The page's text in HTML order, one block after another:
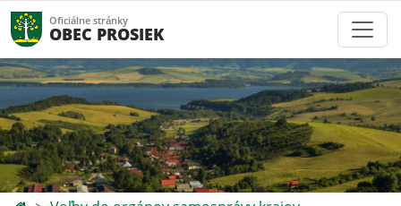
Oficiálne stránky
OBEC PROSIEK